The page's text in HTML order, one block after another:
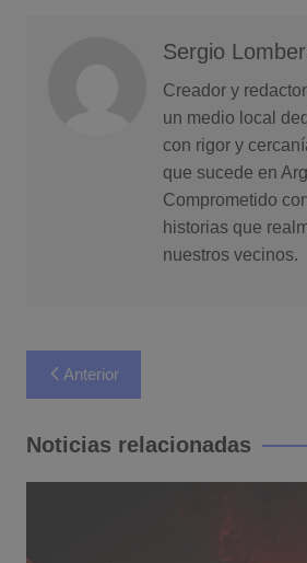
Sergio
Creador y
un medio local
con rigor y
que sucede en
Comprometido
historias que
nuestros vecinos.
Navegación
de
entradas
Anterior
Noticias relacionadas